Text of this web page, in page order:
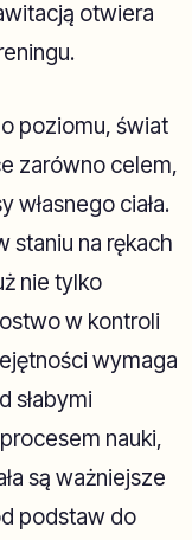
otwiera
poziomu, świat
zarówno celem,
własnego ciała.
staniu na rękach
nie tylko
w kontroli
wymaga
słabymi
nauki,
są ważniejsze
podstaw do